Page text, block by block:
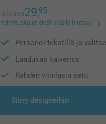
Alkaen29,95
toimituskulut eivät sisälly hintaan
Personoi tekstillä ja
Laadukas kaiverrus
Kahden viinilasin setti
Siirry designeihin